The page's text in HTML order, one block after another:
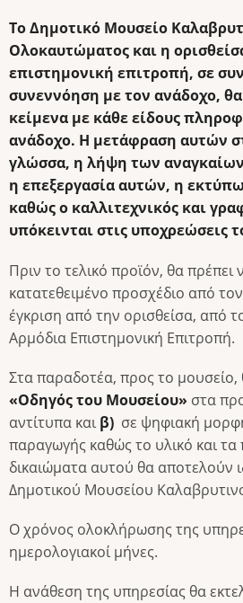
ToΔημοτικό Μουσείο
Ολοκαυτώματος και η
επιστημονική επιτροπή, σε
συνεννόηση με τον ανάδοχο,
κείμενα με κάθε είδους
ανάδοχο. Η μετάφραση αυτών
γλώσσα, η λήψη των
η επεξεργασία αυτών, η
καθώς ο καλλιτεχνικός και
υπόκεινται στις υποχρεώσεις
Πριν το τελικό προϊόν, θα πρέπει
κατατεθειμένο προσχέδιο από
έγκριση από την ορισθείσα, από
Αρμόδια Επιστημονική Επιτροπή.
Στα παραδοτέα, προς το μουσείο,
«Οδηγός του Μουσείου» στα
αντίτυπα και β) σε ψηφιακή
παραγωγής καθώς το υλικό και τα
δικαιώματα αυτού θα αποτελούν
Δημοτικού Μουσείου
Ο χρόνος ολοκλήρωσης της
ημερολογιακοί μήνες.
Η ανάθεση της υπηρεσίας θα